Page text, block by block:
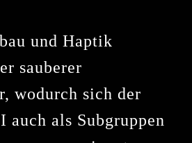
und Haptik
sauberer
wodurch sich der
auch als Subgruppen